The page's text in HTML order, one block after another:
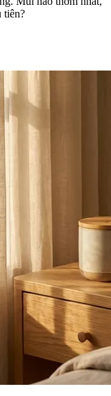
tiên?